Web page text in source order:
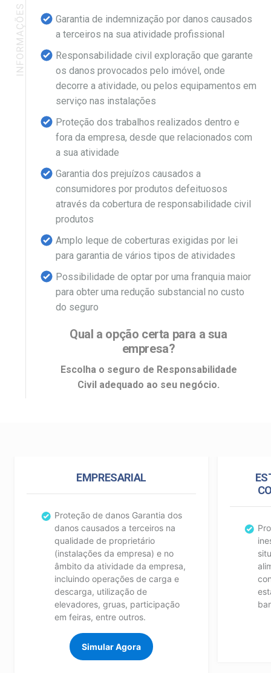
Garantia de indemnização por danos causados
a terceiros na sua atividade profissional
Responsabilidade civil exploração que garante
os danos provocados pelo imóvel, onde
decorre a atividade, ou pelos equipamentos em
serviço nas instalações
Proteção dos trabalhos realizados dentro e
fora da empresa, desde que relacionados com
a sua atividade
Garantia dos prejuízos causados a
consumidores por produtos defeituosos
através da cobertura de responsabilidade civil
produtos
Amplo leque de coberturas exigidas por lei
para garantia de vários tipos de atividades
Possibilidade de optar por uma franquia maior
para obter uma redução substancial no custo
do seguro
Qual a opção certa para a sua
empresa?
Escolha o seguro de Responsabilidade
Civil adequado ao seu negócio.
EMPRESARIAL
Proteção de danos Garantia dos
danos causados a terceiros na
qualidade de proprietário
(instalações da empresa) e no
âmbito da atividade da empresa,
incluindo operações de carga e
descarga, utilização de
elevadores, gruas, participação
em feiras, entre outros.
Simular Agora